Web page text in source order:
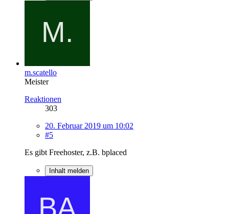
m.scatello
Meister
Reaktionen
303
20. Februar 2019 um 10:02
#5
Es gibt Freehoster, z.B. bplaced
Inhalt melden